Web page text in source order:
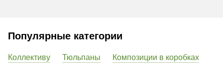
Популярные категории
Коллективу Тюльпаны
Композиции в коробках